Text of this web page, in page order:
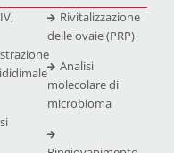
Rivitalizzazione
delle ovaie (PRP)
Analisi
molecolare di
microbioma